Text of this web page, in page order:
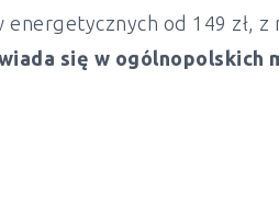
od 149 zł,
się w